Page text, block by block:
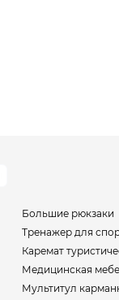
Большие рюкзаки
Тренажер для
Каремат
Медицинская
Мультитул